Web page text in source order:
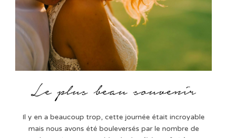
Il y en a beaucoup trop, cette journée était incroyable
mais nous avons été bouleversés par le nombre de